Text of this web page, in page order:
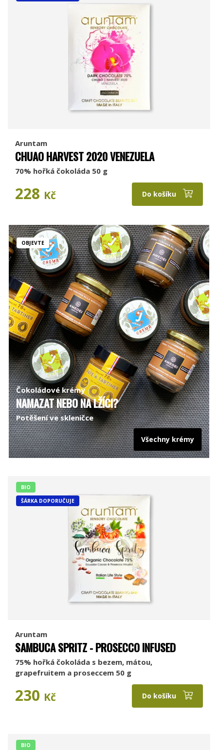
Aruntam
CHUAO HARVEST 2020 VENEZUELA
70% hořká čokoláda 50 g
228 Kč Do košíku
OBJEVTE
Čokoládové krémy
NAMAZAT NEBO NA LŽÍCI?
Potěšení ve skleničce
Všechny krémy
BIO
ŠÁRKA DOPORUČUJE
Aruntam
SAMBUCA SPRITZ - PROSECCO INFUSED
75% hořká čokoláda s bezem, mátou,
grapefruitem a proseccem 50 g
230 Kč Do košíku
BIO